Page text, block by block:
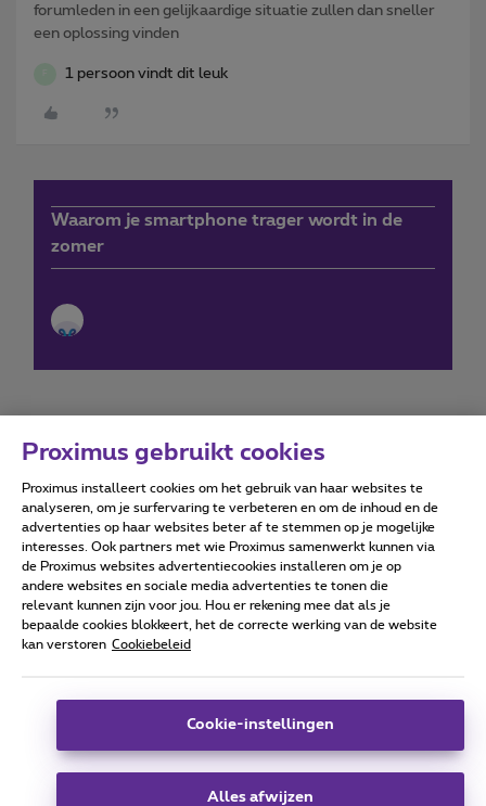
forumleden in een gelijkaardige situatie zullen dan sneller
een oplossing vinden
1 persoon vindt dit leuk
Waarom je smartphone trager wordt in de
zomer
Forumvoorwaarden Accessibility statement
Alle rechten voorbehouden. © Proximus
Algemene voorwaarden, consumenteninfo
Deze website is gecreëerd en wordt beheerd conform het
Koning Albert II-laan 27 - B-1030 Brussel.
Proximus gebruikt cookies
Proximus installeert cookies om het gebruik van haar websites te
analyseren, om je surfervaring te verbeteren en om de inhoud en de
advertenties op haar websites beter af te stemmen op je mogelijke
interesses. Ook partners met wie Proximus samenwerkt kunnen via
de Proximus websites advertentiecookies installeren om je op
andere websites en sociale media advertenties te tonen die
relevant kunnen zijn voor jou. Hou er rekening mee dat als je
bepaalde cookies blokkeert, het de correcte werking van de website
kan verstoren Cookiebeleid
Cookie-instellingen
Alles afwijzen